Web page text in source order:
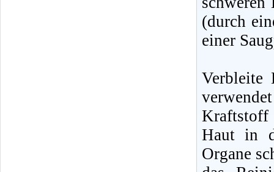
(durch
einer
Verbleite
Haut in
Organe